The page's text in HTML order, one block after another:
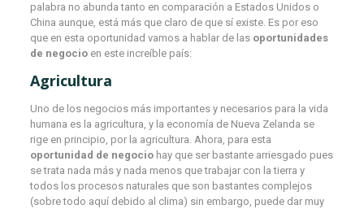
palabra no abunda tanto en comparación a Estados Unidos o
China aunque, está más que claro de que sí existe. Es por eso
que en esta oportunidad vamos a hablar de las oportunidades
de negocio en este increíble país:
Agricultura
Uno de los negocios más importantes y necesarios para la vida
humana es la agricultura, y la economía de Nueva Zelanda se
rige en principio, por la agricultura. Ahora, para esta
oportunidad de negocio hay que ser bastante arriesgado pues
se trata nada más y nada menos que trabajar con la tierra y
todos los procesos naturales que son bastantes complejos
(sobre todo aquí debido al clima) sin embargo, puede dar muy